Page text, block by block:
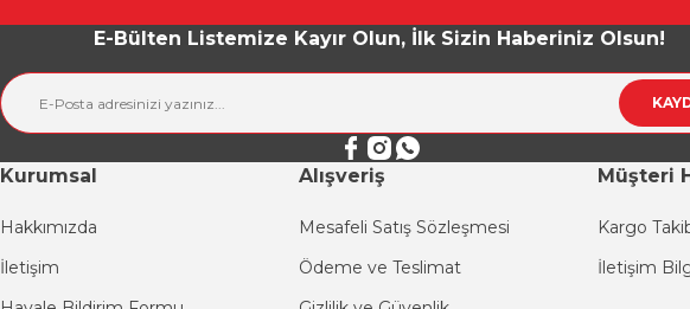
Gönder
E-Bülten Listemize Kayır Olun, İlk Sizin Haberiniz Olsun!
Kurumsal
Hakkımızda
İletişim
Alışveriş
Mesafeli Satış Sözleşmesi
Ödeme ve Teslimat
Müşteri
Kargo
İletişim